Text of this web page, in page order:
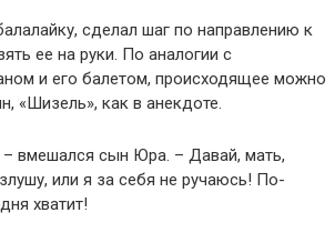
сделал шаг по направлению к
ее на руки. По аналогии с
и его балетом, происходящее можно
«Шизель», как в анекдоте.
– вмешался сын Юра. – Давай, мать,
или я за себя не ручаюсь! По-
хватит!